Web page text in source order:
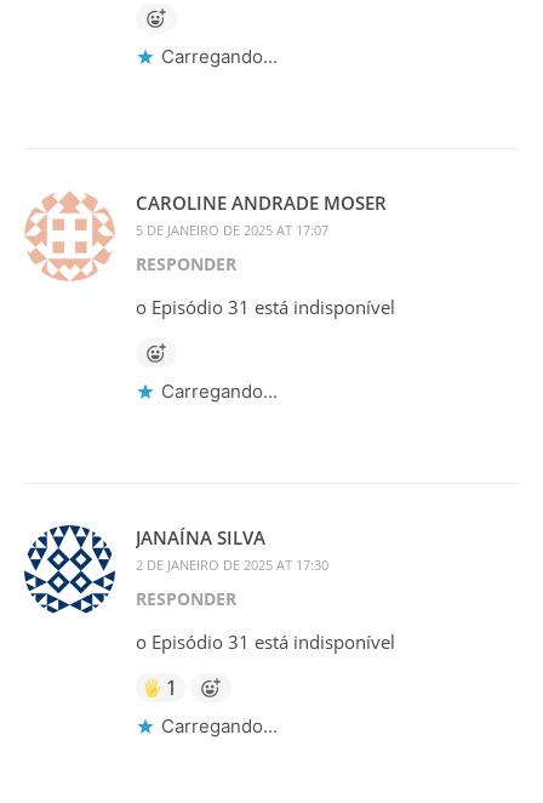
Carregando...
CAROLINE ANDRADE MOSER
5 DE JANEIRO DE 2025 AT 17:07
RESPONDER
o Episódio 31 está indisponível
Carregando...
JANAÍNA SILVA
2 DE JANEIRO DE 2025 AT 17:30
RESPONDER
o Episódio 31 está indisponível
1
Carregando...